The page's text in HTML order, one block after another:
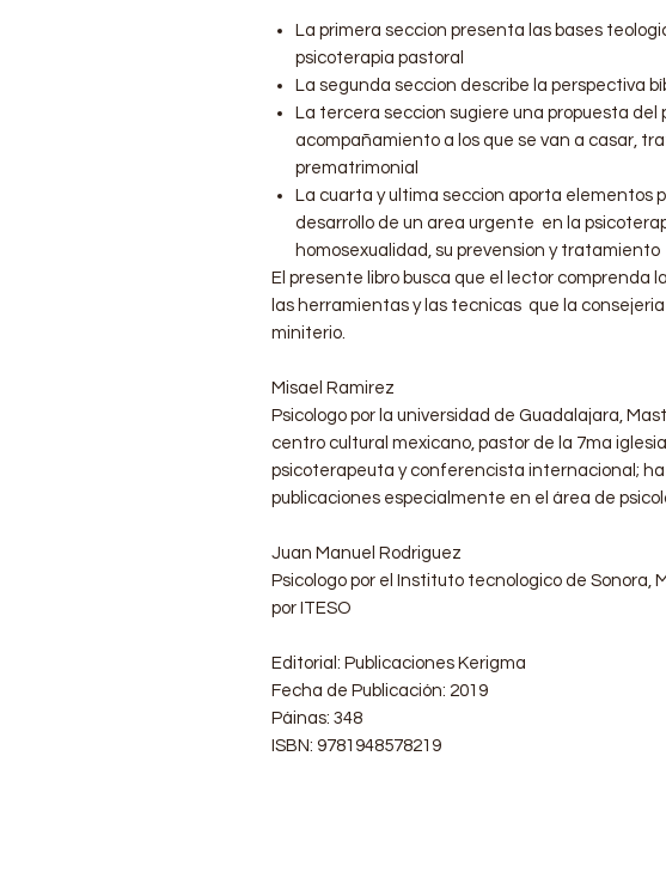
La primera seccion presenta las bases
psicoterapia pastoral
La segunda seccion describe la perspectiva
La tercera seccion sugiere una propuesta del
acompañamiento a los que se van a casar,
prematrimonial
La cuarta y ultima seccion aporta elementos
desarrollo de un area urgente en la
homosexualidad, su prevension y tratamiento
El presente libro busca que el lector comprenda
las herramientas y las tecnicas que la
miniterio.
Misael Ramirez
Psicologo por la universidad de Guadalajara,
centro cultural mexicano, pastor de la 7ma
psicoterapeuta y conferencista internacional;
publicaciones especialmente en el área de
Juan Manuel Rodriguez
Psicologo por el Instituto tecnologico de Sonora,
por ITESO
Editorial: Publicaciones Kerigma
Fecha de Publicación: 2019
Páinas: 348
ISBN: 9781948578219